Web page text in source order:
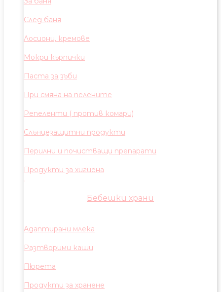
След баня
Лосиони, кремове
Мокри кърпички
Паста за зъби
При смяна на пелените
Репеленти ( против комари)
Слънцезащитни продукти
Перилни и почистващи препарати
Продукти за хигиена
Бебешки храни
Адаптирани млека
Разтворими каши
Пюрета
Продукти за хранене